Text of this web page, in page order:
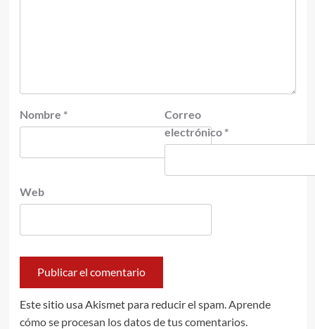
Nombre *
Correo
electrónico *
Web
Este sitio usa Akismet para reducir el spam. Aprende
cómo se procesan los datos de tus comentarios.